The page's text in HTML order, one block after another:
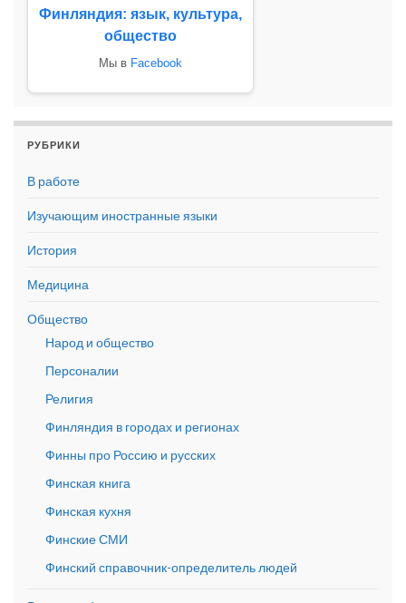
Финляндия: язык, культура,
общество
Мы в Facebook
РУБРИКИ
В работе
Изучающим иностранные языки
История
Медицина
Общество
Народ и общество
Персоналии
Религия
Финляндия в городах и регионах
Финны про Россию и русских
Финская книга
Финская кухня
Финские СМИ
Финский справочник-определитель людей